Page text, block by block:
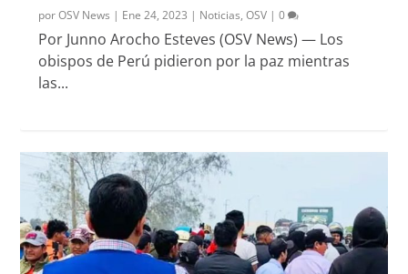
porOSV News | Ene 24, 2023 | Noticias,OSV |0
Por Junno Arocho Esteves (OSV News) — Los
obispos de Perú pidieron por la paz mientras
las...